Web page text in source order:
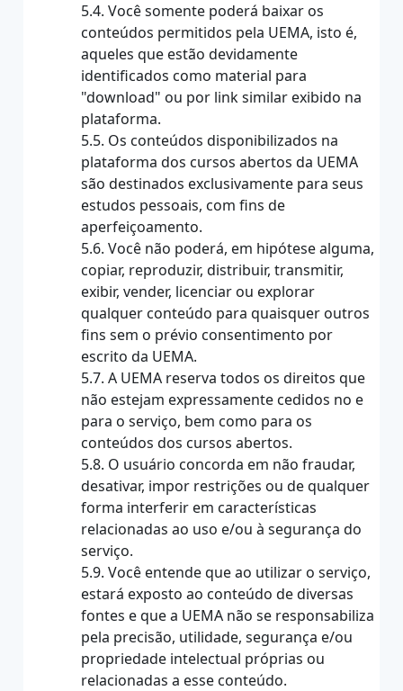
5.4. Você somente poderá baixar os
conteúdos permitidos pela UEMA, isto é,
aqueles que estão devidamente
identificados como material para
"download" ou por link similar exibido na
plataforma.
5.5. Os conteúdos disponibilizados na
plataforma dos cursos abertos da UEMA
são destinados exclusivamente para seus
estudos pessoais, com fins de
aperfeiçoamento.
5.6. Você não poderá, em hipótese alguma,
copiar, reproduzir, distribuir, transmitir,
exibir, vender, licenciar ou explorar
qualquer conteúdo para quaisquer outros
fins sem o prévio consentimento por
escrito da UEMA.
5.7. A UEMA reserva todos os direitos que
não estejam expressamente cedidos no e
para o serviço, bem como para os
conteúdos dos cursos abertos.
5.8. O usuário concorda em não fraudar,
desativar, impor restrições ou de qualquer
forma interferir em características
relacionadas ao uso e/ou à segurança do
serviço.
5.9. Você entende que ao utilizar o serviço,
estará exposto ao conteúdo de diversas
fontes e que a UEMA não se responsabiliza
pela precisão, utilidade, segurança e/ou
propriedade intelectual próprias ou
relacionadas a esse conteúdo.